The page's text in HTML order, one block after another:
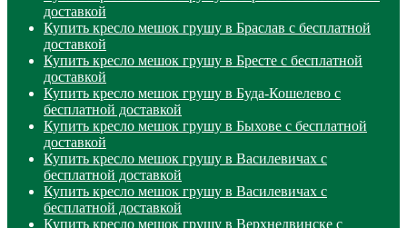
доставкой
Купить кресло мешок грушу в Браслав с бесплатной
доставкой
Купить кресло мешок грушу в Бресте с бесплатной
доставкой
Купить кресло мешок грушу в Буда-Кошелево с
бесплатной доставкой
Купить кресло мешок грушу в Быхове с бесплатной
доставкой
Купить кресло мешок грушу в Василевичах с
бесплатной доставкой
Купить кресло мешок грушу в Василевичах с
бесплатной доставкой
Купить кресло мешок грушу в Верхнедвинске с